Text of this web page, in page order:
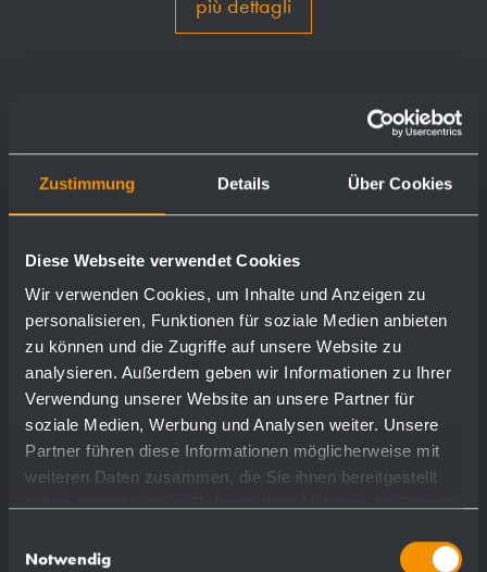
Zustimmung Details Über Cookies
Diese Webseite verwendet Cookies
Wir verwenden Cookies, um Inhalte und Anzeigen zu
personalisieren, Funktionen für soziale Medien anbieten
zu können und die Zugriffe auf unsere Website zu
analysieren. Außerdem geben wir Informationen zu Ihrer
Verwendung unserer Website an unsere Partner für
soziale Medien, Werbung und Analysen weiter. Unsere
Partner führen diese Informationen möglicherweise mit
weiteren Daten zusammen, die Sie ihnen bereitgestellt
Notwendig
più dettagli